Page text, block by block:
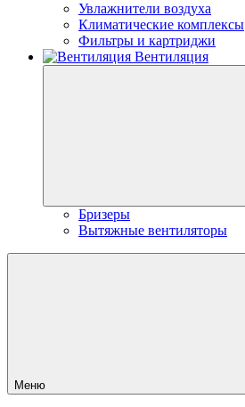
Увлажнители воздуха
Климатические комплексы
Фильтры и картриджи
Вентиляция
Бризеры
Вытяжные вентиляторы
Меню